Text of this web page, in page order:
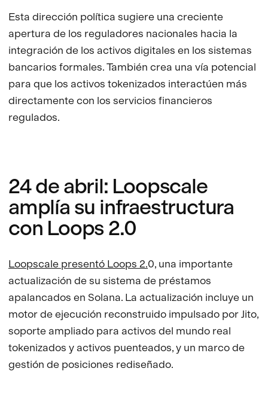
Esta dirección política sugiere una creciente
apertura de los reguladores nacionales hacia la
integración de los activos digitales en los sistemas
bancarios formales. También crea una vía potencial
para que los activos tokenizados interactúen más
directamente con los servicios financieros
regulados.
24 de abril: Loopscale
amplía su infraestructura
con Loops 2.0
Loopscale presentó Loops 2.0, una importante
actualización de su sistema de préstamos
apalancados en Solana. La actualización incluye un
motor de ejecución reconstruido impulsado por Jito,
soporte ampliado para activos del mundo real
tokenizados y activos puenteados, y un marco de
gestión de posiciones rediseñado.